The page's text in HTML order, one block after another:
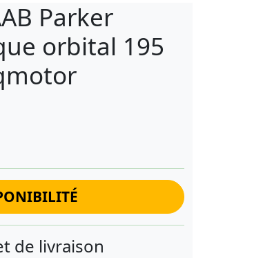
Parker
orbital 195
de livraison